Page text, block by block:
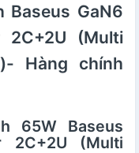
Baseus GaN6
2C+2U (Multi
Hàng chính
65W Baseus
2C+2U (Multi